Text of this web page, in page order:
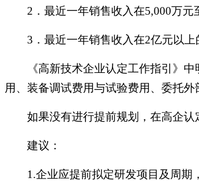
2．最近一年销售收入在5,000万元
3．最近一年销售收入在2亿元以上
《高新技术企业认定工作指引》中
用、装备调试费用与试验费用、委托
如果没有进行提前规划，在高企认定
建议：
1.企业应提前拟定研发项目及周期